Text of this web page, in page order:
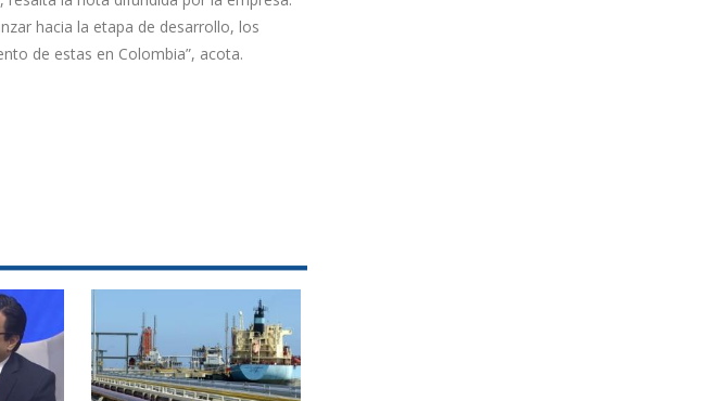
hacia la etapa de desarrollo, los
de estas en Colombia”, acota.